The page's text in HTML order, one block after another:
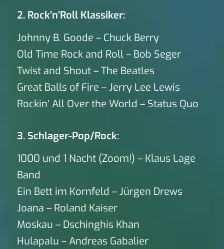
2. Rock’n’Roll Klassiker:
Johnny B. Goode – Chuck Berry
Old Time Rock and Roll – Bob Seger
Twist and Shout – The Beatles
Great Balls of Fire – Jerry Lee Lewis
Rockin‘ All Over the World – Status Quo
3. Schlager-Pop/Rock:
1000 und 1 Nacht (Zoom!) – Klaus Lage
Band
Ein Bett im Kornfeld – Jürgen Drews
Joana – Roland Kaiser
Moskau – Dschinghis Khan
Hulapalu – Andreas Gabalier